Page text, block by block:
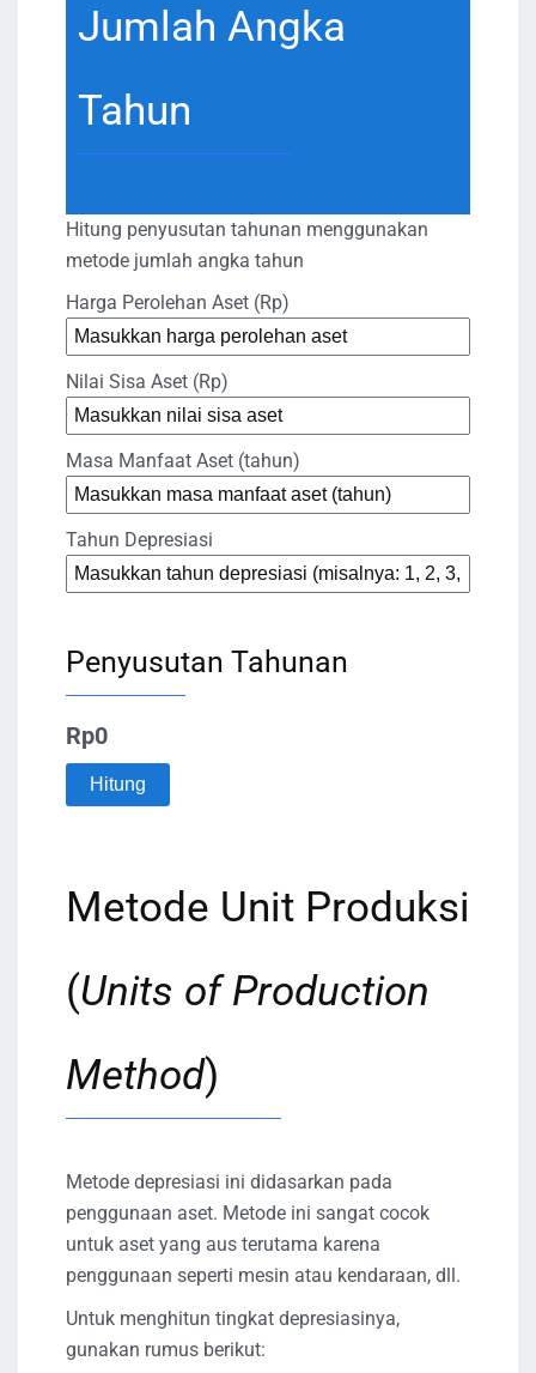
Jumlah Angka
Tahun
Hitung penyusutan tahunan menggunakan
metode jumlah angka tahun
Harga Perolehan Aset (Rp)
Nilai Sisa Aset (Rp)
Masa Manfaat Aset (tahun)
Tahun Depresiasi
Penyusutan Tahunan
Rp0
Hitung
Metode Unit Produksi
(Units of Production
Method)
Metode depresiasi ini didasarkan pada
penggunaan aset. Metode ini sangat cocok
untuk aset yang aus terutama karena
penggunaan seperti mesin atau kendaraan, dll.
Untuk menghitun tingkat depresiasinya,
gunakan rumus berikut: